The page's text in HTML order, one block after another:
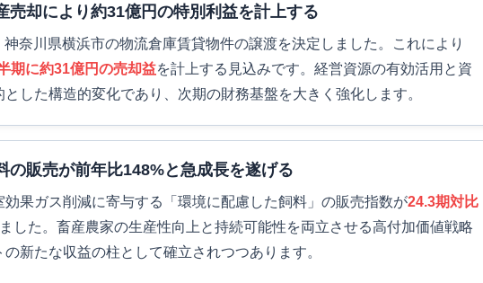
売却により約31億円の特別利益を計上する
奈川県横浜市の物流倉庫賃貸物件の譲渡を決定しました。これにより
期に約31億円の売却益を計上する見込みです。経営資源の有効活用と資
した構造的変化であり、次期の財務基盤を大きく強化します。
の販売が前年比148%と急成長を遂げる
効果ガス削減に寄与する「環境に配慮した飼料」の販売指数が24.3期対比
した。畜産農家の生産性向上と持続可能性を両立させる高付加価値戦略
新たな収益の柱として確立されつつあります。